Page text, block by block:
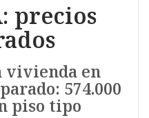
precios
vivienda en
574.000
piso tipo